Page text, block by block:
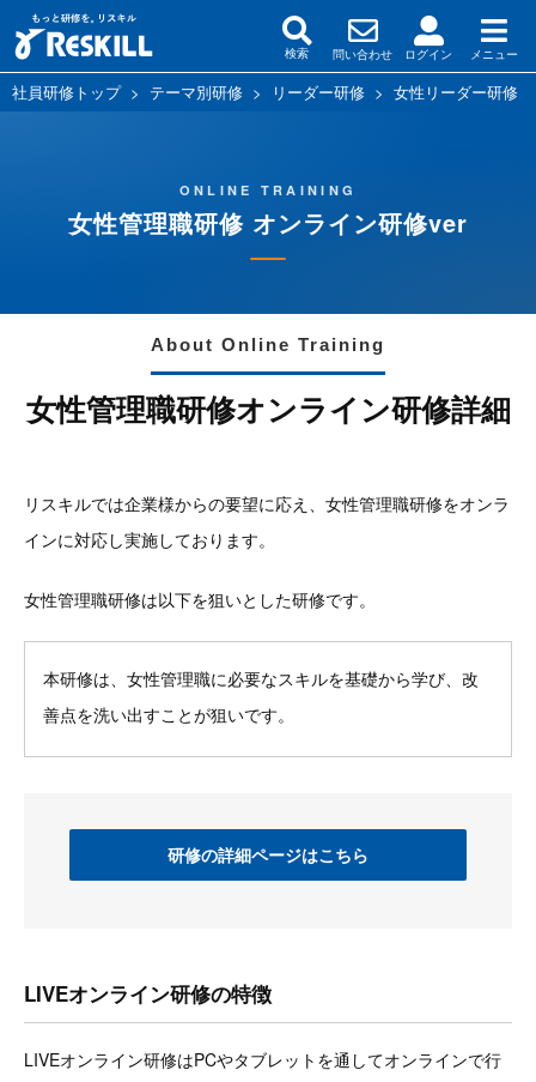
検索 問い合わせ ログイン メニュー
社員研修トップ> テーマ別研修 > リーダー研修 > 女性リーダー研修
ONLINE TRAINING
女性管理職研修 オンライン研修ver
About Online Training
女性管理職研修オンライン研修詳細
リスキルでは企業様からの要望に応え、女性管理職研修をオンラ
インに対応し実施しております。
女性管理職研修は以下を狙いとした研修です。
本研修は、女性管理職に必要なスキルを基礎から学び、改
善点を洗い出すことが狙いです。
研修の詳細ページはこちら
LIVEオンライン研修の特徴
LIVEオンライン研修はPCやタブレットを通してオンラインで行